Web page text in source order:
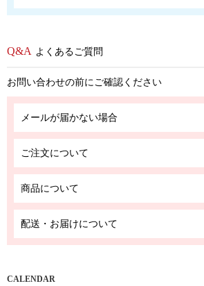
よくあるご質問
お問い合わせの前にご確認ください
メールが届かない場合
ご注文について
商品について
配送・お届けについて